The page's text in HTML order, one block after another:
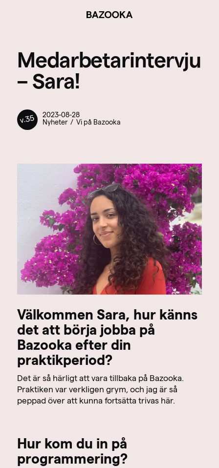
BAZOOKA
Medarbetarintervju
– Sara!
v.35
2023-08-28
Nyheter
Vi på Bazooka
Välkommen Sara, hur känns
det att börja jobba på
Bazooka efter din
praktikperiod?
Det är så härligt att vara tillbaka på Bazooka.
Praktiken var verkligen grym, och jag är så
peppad över att kunna fortsätta trivas här.
Hur kom du in på
programmering?